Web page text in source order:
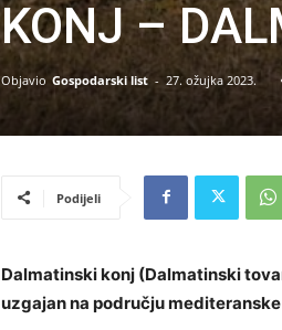
KONJ –
Objavio Gospodarski list - 27. ožujka 2023.
Podijeli
Dalmatinski konj (Dalmatinski
uzgajan na području